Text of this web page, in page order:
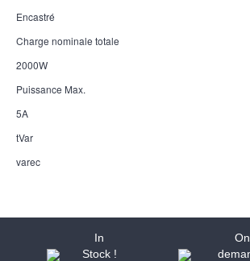
Encastré
Charge nominale totale
2000W
Puissance Max.
5A
tVar
varec
In
Stock !
On